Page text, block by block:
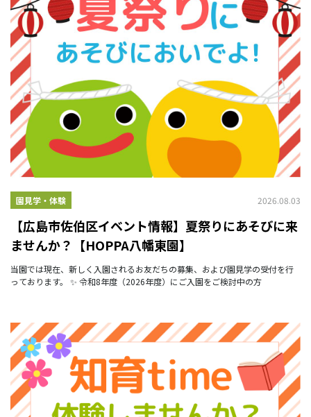
園見学・体験 2026.08.03
【広島市佐伯区イベント情報】夏祭りにあそびに来
ませんか？【HOPPA八幡東園】
当園では現在、新しく入園されるお友だちの募集、および園見学の受付を行
っております。 ✨ 令和8年度（2026年度）にご入園をご検討中の方